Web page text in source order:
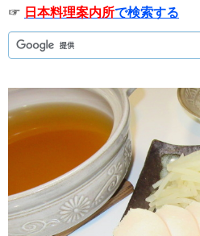
☞ 日本料理案内所で検索する